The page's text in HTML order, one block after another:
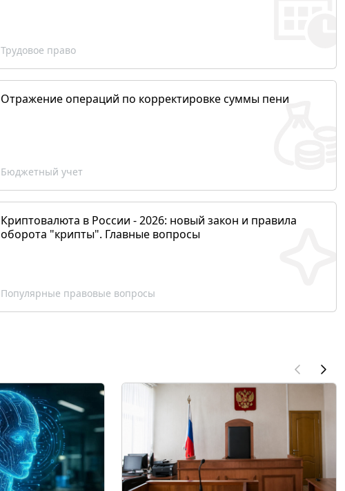
Трудовое право
Отражение операций по корректировке суммы пени
Бюджетный учет
Криптовалюта в России - 2026: новый закон и правила
оборота "крипты". Главные вопросы
Популярные правовые вопросы